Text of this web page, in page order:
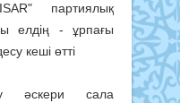
партиялық
елдің - ұрпағы
кеші өтті
әскери сала